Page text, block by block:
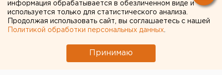
Накануне, 18 мая, в СИЗО №3 Нижнего Тагила
арестант спрятал в себе сотовый телефон,
сообщили агентству ЕАН в пресс-службе
свердловского ГУФСИН.
Мобильник он «законспирировал» в прямой кишке.
информация обрабатывается в обезличенном виде и
используется только для статистического анализа.
Продолжая использовать сайт, вы соглашаетесь с нашей
Политикой обработки персональных данных
Принимаю